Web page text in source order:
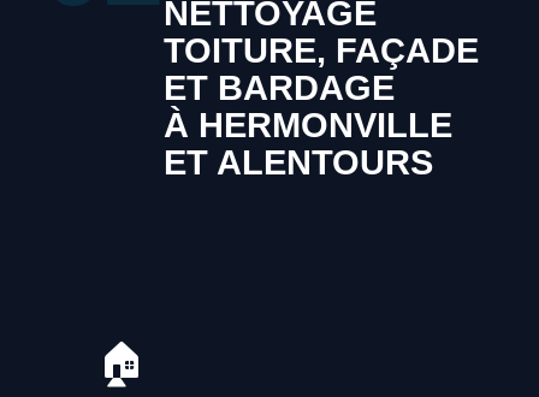
NETTOYAGE
TOITURE, FAÇADE
ET BARDAGE
À HERMONVILLE
ET ALENTOURS
🏠